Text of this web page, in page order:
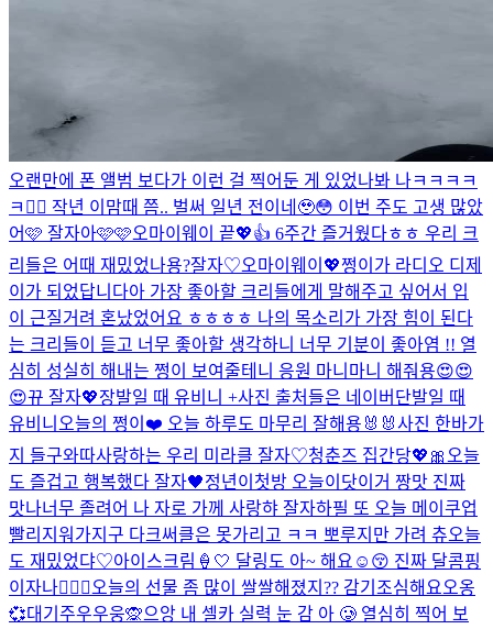
오랜만에 폰 앨범 보다가 이런 걸 찍어둔 게 있었나봐 나ㅋㅋㅋㅋ
ㅋ🤦‍♀️ 작년 이맘때 쯤.. 벌써 일년 전이네🥹😳 이번 주도 고생 많았
어🩷 잘자아🩷🩷오마이웨이 끝💖👍 6주간 즐거웠다ㅎㅎ 우리 크
리들은 어때 재밌었나용?잘자♡오마이웨이💖쩡이가 라디오 디제
이가 되었답니다아 가장 좋아할 크리들에게 말해주고 싶어서 입
이 근질거려 혼났었어요 ㅎㅎㅎㅎ 나의 목소리가 가장 힘이 된다
는 크리들이 듣고 너무 좋아할 생각하니 너무 기분이 좋아염 !! 열
심히 성실히 해내는 쩡이 보여줄테니 응원 마니마니 해줘용😍😍
😍뀨 잘자💖장발일 때 유비니 +사진 출처들은 네이버 단발일 때
유비니 오늘의 쩡이❤️ 오늘 하루도 마무리 잘해용🐰🐰사진 한바가
지 들구와따사랑하는 우리 미라클 잘자♡청춘즈 집간당💖🎀 오늘
도 즐겁고 행복했다 잘자🖤정년이첫방 오늘이닷이거 짱맛 진짜
맛나너무 졸려어 나 자로 가께 사랑햐 잘자하필 또 오늘 메이쿠업
빨리지워가지구 다크써클은 못가리고 ㅋㅋ 뽀루지만 가려 츄오늘
도 재밌었댜♡아이스크림🍦🤍 달링도 아~ 해요☺️😚 진짜 달콤핑
이자나🧚🏻‍♀️ 오늘의 선물 좀 많이 쌀쌀해졌지?? 감기조심해요오옹
💞대기주우우웅🙊으앙 내 셀카 실력 눈 감 아 🥲 열심히 찍어 보